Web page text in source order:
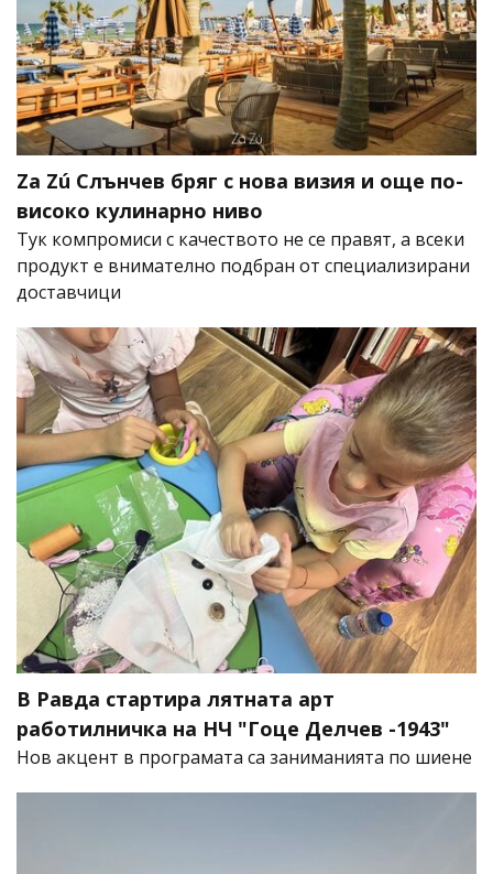
Za Zú Слънчев бряг с нова визия и още по-
високо кулинарно ниво
Тук компромиси с качеството не се правят, а всеки
продукт е внимателно подбран от специализирани
доставчици
В Равда стартира лятната арт
работилничка на НЧ "Гоце Делчев -1943"
Нов акцент в програмата са заниманията по шиене